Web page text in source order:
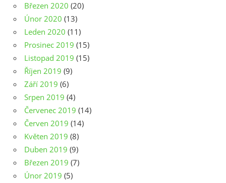
Březen 2020 (20)
Únor 2020 (13)
Leden 2020 (11)
Prosinec 2019 (15)
Listopad 2019 (15)
Říjen 2019 (9)
Září 2019 (6)
Srpen 2019 (4)
Červenec 2019 (14)
Červen 2019 (14)
Květen 2019 (8)
Duben 2019 (9)
Březen 2019 (7)
Únor 2019 (5)